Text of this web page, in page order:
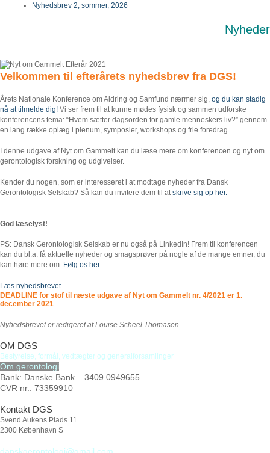
Nyhedsbrev 2, sommer, 2026
Nyheder
Velkommen til efterårets nyhedsbrev fra DGS!
Årets Nationale Konference om Aldring og Samfund nærmer sig, og du kan stadig
nå at tilmelde dig! Vi ser frem til at kunne mødes fysisk og sammen udforske
konferencens tema: “Hvem sætter dagsorden for gamle menneskers liv?” gennem
en lang række oplæg i plenum, symposier, workshops og frie foredrag.
I denne udgave af Nyt om Gammelt kan du læse mere om konferencen og nyt om
gerontologisk forskning og udgivelser.
Kender du nogen, som er interesseret i at modtage nyheder fra Dansk
Gerontologisk Selskab? Så kan du invitere dem til atskrive sig op her.
God læselyst!
PS: Dansk Gerontologisk Selskab er nu også på LinkedIn! Frem til konferencen
kan du bl.a. få aktuelle nyheder og smagsprøver på nogle af de mange emner, du
kan høre mere om. Følg os her.
Læs nyhedsbrevet
DEADLINE for stof til næste udgave af Nyt om Gammelt nr. 4/2021 er 1.
december 2021
Nyhedsbrevet er redigeret af Louise Scheel Thomasen.
OM DGS
Bestyrelse, formål, vedtægter og generalforsamlinger
Om gerontologi
Bank: Danske Bank – 3409 0949655
CVR nr.: 73359910
Kontakt DGS
Svend Aukens Plads 11
2300 København S
danskgerontologi@gmail.com